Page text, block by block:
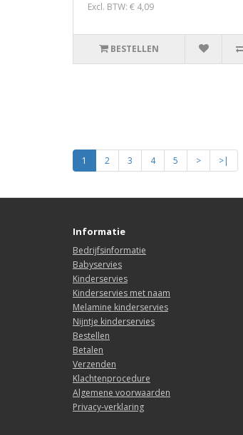
Excl. BTW: € 4,09
BESTELLEN
1 2 3 4 5 > >|
Informatie
Bedrijfsinformatie
Babyservies
Kinderservies
Kinderservies met naam
Melamine kinderservies
Nijntje kinderservies
Bestellen
Betalen
Verzenden
Klachtenprocedure
Algemene voorwaarden
Privacy-verklaring